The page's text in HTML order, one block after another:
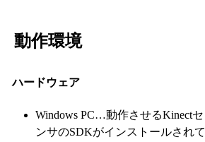
動作環境
ハードウェア
Windows PC…動作させるKinectセ
ンサのSDKがインストールされて